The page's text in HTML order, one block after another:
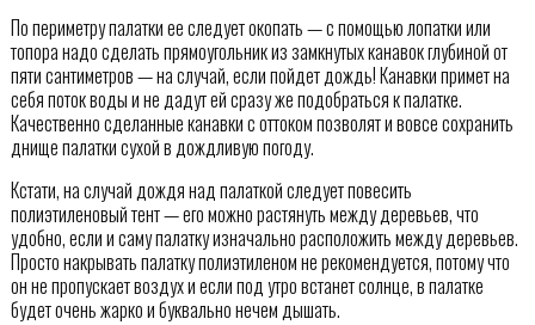
По периметру палатки ее следует окопать — с помощью лопатки или
топора надо сделать прямоугольник из замкнутых канавок глубиной от
пяти сантиметров — на случай, если пойдет дождь! Канавки примет на
себя поток воды и не дадут ей сразу же подобраться к палатке.
Качественно сделанные канавки с оттоком позволят и вовсе сохранить
днище палатки сухой в дождливую погоду.
Кстати, на случай дождя над палаткой следует повесить
полиэтиленовый тент — его можно растянуть между деревьев, что
удобно, если и саму палатку изначально расположить между деревьев.
Просто накрывать палатку полиэтиленом не рекомендуется, потому что
он не пропускает воздух и если под утро встанет солнце, в палатке
будет очень жарко и буквально нечем дышать.